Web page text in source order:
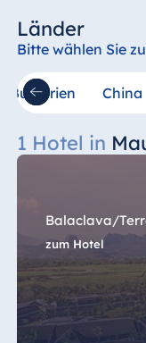
Berlin
Hotel Bonn
Hotel Bremen
Hotel Darmstadt
Hotel Dresden
Hotel
Hotel am
Schlossgarten
Fulda
Airport Hotel
Hannover
Hotel Ingolstadt
Länder
Bitte wählen Sie
Bulgarien China
1 Hotel in
Balaclava/
zum Hotel